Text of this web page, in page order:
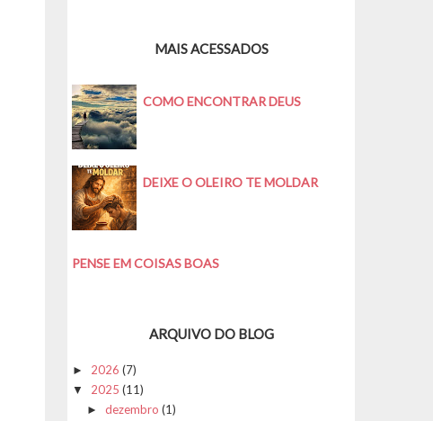
MAIS ACESSADOS
COMO ENCONTRAR DEUS
DEIXE O OLEIRO TE MOLDAR
PENSE EM COISAS BOAS
ARQUIVO DO BLOG
► 2026 (7)
▼ 2025 (11)
► dezembro (1)